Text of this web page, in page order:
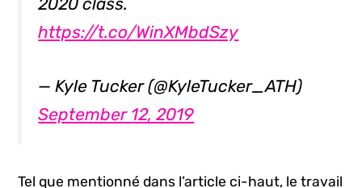
https://t.co/WinXMbdSzy
— Kyle Tucker (@KyleTucker_ATH)
September 12, 2019
Tel que mentionné dans l’article ci-haut, le travail